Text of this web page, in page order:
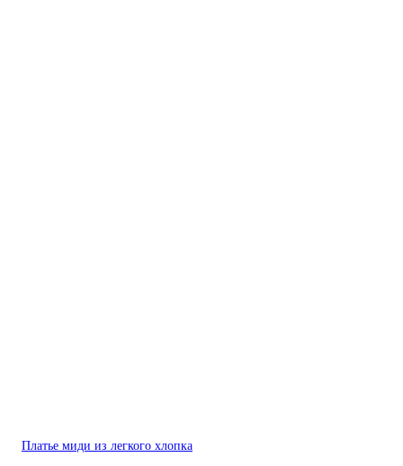
Платье миди из легкого хлопка